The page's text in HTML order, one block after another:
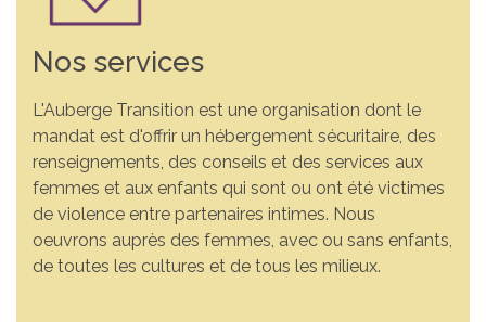
Nos services
L'Auberge Transition est une organisation dont le
mandat est d'offrir un hébergement sécuritaire, des
renseignements, des conseils et des services aux
femmes et aux enfants qui sont ou ont été victimes
de violence entre partenaires intimes. Nous
oeuvrons auprès des femmes, avec ou sans enfants,
de toutes les cultures et de tous les milieux.
Vous n’êtes pas seule. Un
endroit sécuritaire pour
vous. Si vous vivez de la
Comprendre la violence.
S’informer pour mieux
agir. Découvrez des
Ensemble, changeons
des vies. Votre soutien fait
la différence. Grâce à